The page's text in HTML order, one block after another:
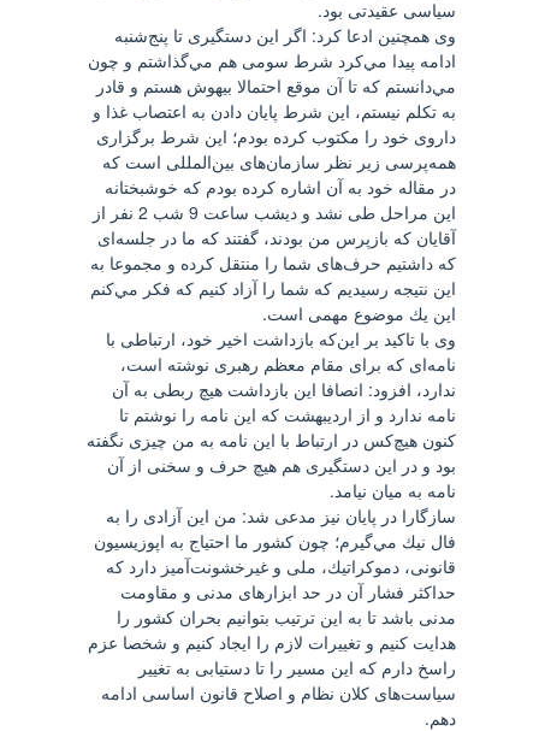
سياسی عقيدتی بود.
وی همچنين ادعا كرد: اگر اين دستگيری تا پنج‌شنبه
ادامه پيدا مي‌كرد شرط سومی هم مي‌گذاشتم و چون
مي‌دانستم كه تا آن موقع احتمالا بيهوش هستم و قادر
به تكلم نيستم، اين شرط پايان دادن به اعتصاب غذا و
داروی خود را مكتوب كرده بودم؛ اين شرط برگزاری
همه‌پرسی زير نظر سازمان‌های بين‌المللی است كه
در مقاله‌ خود به آن اشاره كرده بودم كه خوشبختانه
اين مراحل طی نشد و ديشب ساعت 9 شب 2 نفر از
آقايان كه بازپرس من بودند، گفتند كه ما در جلسه‌ای
كه داشتيم حرف‌های شما را منتقل كرده و مجموعا به
اين نتيجه رسيديم كه شما را آزاد كنيم كه فكر مي‌كنم
اين يك موضوع مهمی است.
وی با تاكيد بر اين‌كه بازداشت اخير خود، ارتباطی با
نامه‌ای كه برای مقام معظم رهبری نوشته است،
ندارد، افزود: انصافا اين بازداشت هيچ ربطی به آن
نامه ندارد و از ارديبهشت كه اين نامه را نوشتم تا
كنون هيچ‌كس در ارتباط با اين نامه به من چيزی نگفته
بود و در اين دستگيری هم هيچ حرف و سخنی از آن
نامه به ميان نيامد.
سازگارا در پايان نيز مدعی شد: من اين آزادی را به
فال نيك مي‌گيرم؛ چون كشور ما احتياج به اپوزيسيون
قانونی، دموكراتيك، ملی و غيرخشونت‌آميز دارد كه
حداكثر فشار آن در حد ابزارهای مدنی و مقاومت
مدنی باشد تا به اين ترتيب بتوانيم بحران كشور را
هدايت كنيم و تغييرات لازم را ايجاد كنيم و شخصا عزم
راسخ دارم كه اين مسير را تا دستيابی به تغيير
سياست‌های كلان نظام و اصلاح قانون اساسی ادامه
دهم.